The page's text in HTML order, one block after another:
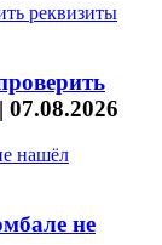
| 07.08.2026
не